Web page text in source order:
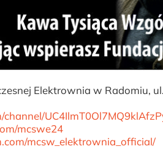
Elektrownia w Radomiu,
mcswe24
mcsw_elektrownia_official/